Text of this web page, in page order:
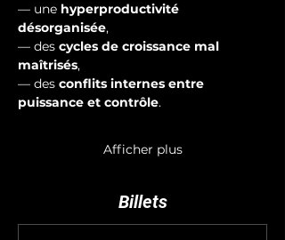
— une hyperproductivité
désorganisée,
— des cycles de croissance mal
maîtrisés,
— des conflits internes entre
puissance et contrôle.
Afficher plus
Billets